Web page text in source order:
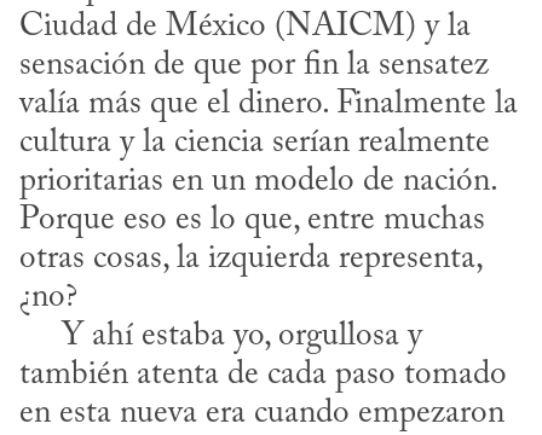
Ciudad de México (NAICM) y la
sensación de que por fin la sensatez
valía más que el dinero. Finalmente la
cultura y la ciencia serían realmente
prioritarias en un modelo de nación.
Porque eso es lo que, entre muchas
otras cosas, la izquierda representa,
¿no?
también atenta de cada paso tomado
en esta nueva era cuando empezaron